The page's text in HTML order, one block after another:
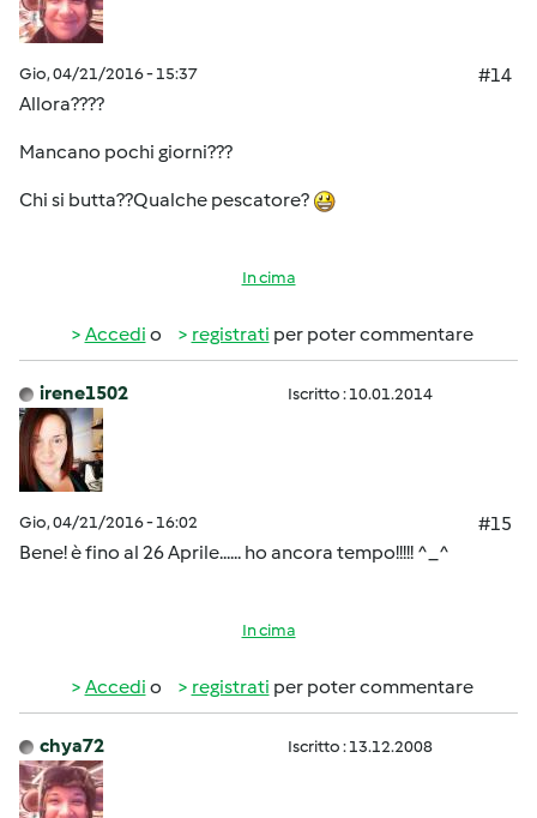
Gio, 04/21/2016 - 15:37
#14
Allora????
Mancano pochi giorni???
Chi si butta??Qualche pescatore?
In cima
Accedi o registrati per poter commentare
irene1502 Iscritto : 10.01.2014
Gio, 04/21/2016 - 16:02
#15
Bene! è fino al 26 Aprile...... ho ancora tempo!!!!! ^_^
In cima
Accedi o registrati per poter commentare
chya72 Iscritto : 13.12.2008